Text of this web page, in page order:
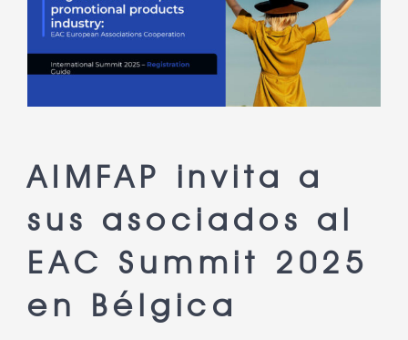
AIMFAP invita a
sus asociados al
EAC Summit 2025
en Bélgica